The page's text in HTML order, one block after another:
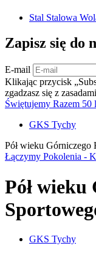
Stal Stalowa
Zapisz się do
E-mail
Klikając przycisk
zgadzasz się z zasadami
Świętujemy Razem
GKS Tychy
Pół wieku
Łączymy Pokolenia -
Pół
GKS Tychy